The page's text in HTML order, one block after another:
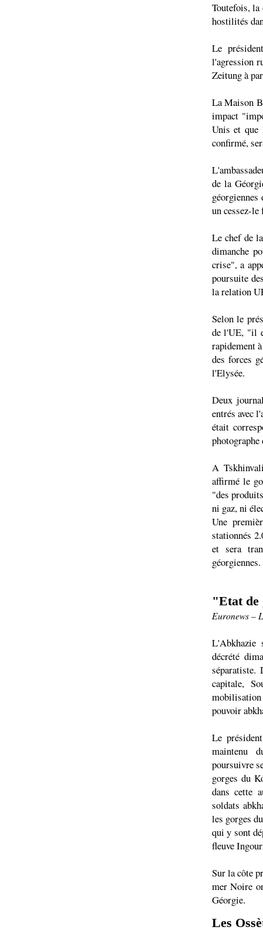
Toutefois, la
hostilités
Le
l'agression
Zeitung à
La Maison
impact
Unis et que
confirmé,
de la
un cessez-
Le chef de
dimanche
crise", a
poursuite
la relation
Selon le
de l'UE, "il
rapidement
des forces
l'Elysée.
Deux
entrés avec
était
photographe
A
affirmé le
"des
ni gaz, ni
Une
stationnés
et sera
géorgiennes.
"Etat de
Euronews –
L'Abkhazie
décrété
capitale,
pouvoir
Le
maintenu
poursuivre
gorges du
dans cette
soldats
les gorges
qui y sont
fleuve
Sur la côte
mer Noire
Géorgie.
Les